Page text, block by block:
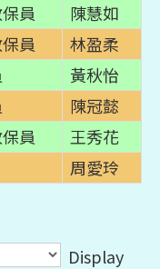
員
陳慧如
員
林盈柔
黃秋怡
陳冠懿
員
王秀花
周愛玲
Display